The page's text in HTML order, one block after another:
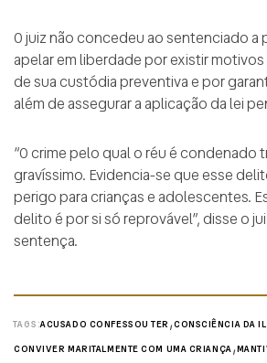
O juiz não concedeu ao sentenciado a
apelar em liberdade por existir
de sua custódia preventiva e por
além de assegurar a aplicação da lei
“O crime pelo qual o réu é condenado
gravíssimo. Evidencia-se que esse
perigo para crianças e adolescentes.
delito é por si só reprovável”, disse o
sentença.
TAGS:ACUSADO CONFESSOU TER ,CONSCIÊNCIA DA
CONVIVER MARITALMENTE COM UMA CRIANÇA,